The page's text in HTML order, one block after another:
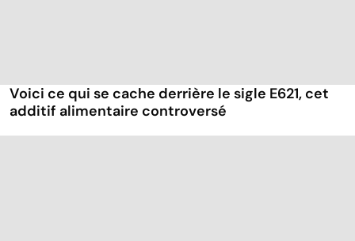
Voici ce qui se cache derrière le sigle E621, cet
additif alimentaire controversé